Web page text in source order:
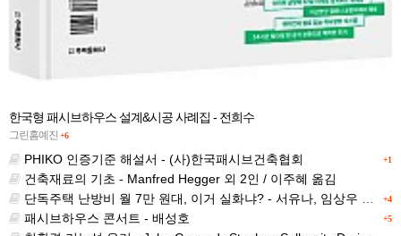
한국형 패시브하우스 설계&시공 사례집 - 전희수
그린홈예진 +6
+1
PHIKO 인증기준 해설서 - (사)한국패시브건축협회
건축재료의 기초 - Manfred Hegger 외 2인 / 이주혜 옮김
+4
단독주택 난방비 월 7만 원대, 이거 실화냐? - 서유나, 임상우 공저
+5
패시브하우스 콘서트 - 배성호